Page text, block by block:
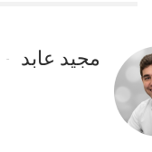
مجید عابد